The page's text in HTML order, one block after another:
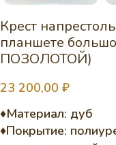
Крест
планшете
ПОЗОЛОТОЙ)
23 200,00 ₽
♦Материал: дуб
♦Покрытие: